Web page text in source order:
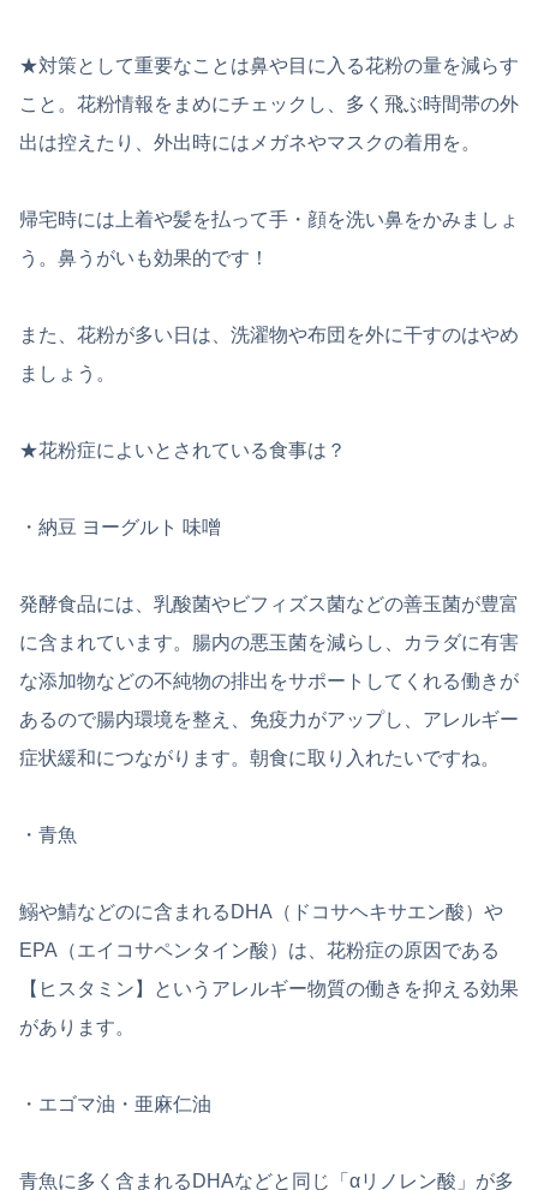
★対策として重要なことは鼻や目に入る花粉の量を減らす
こと。花粉情報をまめにチェックし、多く飛ぶ時間帯の外
出は控えたり、外出時にはメガネやマスクの着用を。
帰宅時には上着や髪を払って手・顔を洗い鼻をかみましょ
う。鼻うがいも効果的です！
また、花粉が多い日は、洗濯物や布団を外に干すのはやめ
ましょう。
★花粉症によいとされている食事は？
・納豆 ヨーグルト 味噌
発酵食品には、乳酸菌やビフィズス菌などの善玉菌が豊富
に含まれています。腸内の悪玉菌を減らし、カラダに有害
な添加物などの不純物の排出をサポートしてくれる働きが
あるので腸内環境を整え、免疫力がアップし、アレルギー
症状緩和につながります。朝食に取り入れたいですね。
・青魚
鰯や鯖などのに含まれるDHA（ドコサヘキサエン酸）や
EPA（エイコサペンタイン酸）は、花粉症の原因である
【ヒスタミン】というアレルギー物質の働きを抑える効果
があります。
・エゴマ油・亜麻仁油
青魚に多く含まれるDHAなどと同じ「αリノレン酸」が多